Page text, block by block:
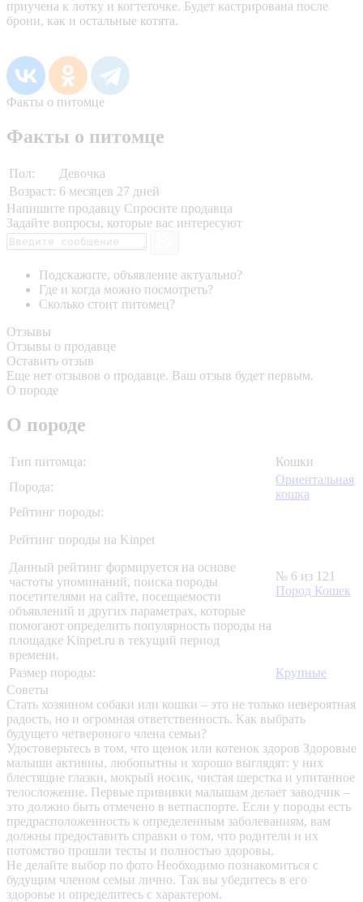
приучена к лотку и когтеточке. Будет кастрирована после
брони, как и остальные котята.
Факты о питомце
Факты о питомце
Пол:
Девочка
Возраст: 6 месяцев 27 дней
Напишите продавцу Спросите продавца
Задайте вопросы, которые вас интересуют
Подскажите, объявление актуально?
Где и когда можно посмотреть?
Сколько стоит питомец?
Отзывы
Отзывы о продавце
Оставить отзыв
Еще нет отзывов о продавце. Ваш отзыв будет первым.
О породе
О породе
Тип питомца:
Кошки
Порода:
Ориентальная
кошка
Рейтинг породы:
Рейтинг породы на Kinpet
Данный рейтинг формируется на основе
частоты упоминаний, поиска породы
посетителями на сайте, посещаемости
объявлений и других параметрах, которые
помогают определить популярность породы на
площадке Kinpet.ru в текущий период
времени.
№ 6 из 121
Пород Кошек
Размер породы:
Крупные
Советы
Стать хозяином собаки или кошки – это не только невероятная
радость, но и огромная ответственность. Как выбрать
будущего четвероного члена семьи?
Удостоверьтесь в том, что щенок или котенок здоров Здоровые
малыши активны, любопытны и хорошо выглядят: у них
блестящие глазки, мокрый носик, чистая шерстка и упитанное
телосложение. Первые прививки малышам делает заводчик –
это должно быть отмечено в ветпаспорте. Если у породы есть
предрасположенность к определенным заболеваниям, вам
должны предоставить справки о том, что родители и их
потомство прошли тесты и полностью здоровы.
Не делайте выбор по фото Необходимо познакомиться с
будущим членом семьи лично. Так вы убедитесь в его
здоровье и определитесь с характером.